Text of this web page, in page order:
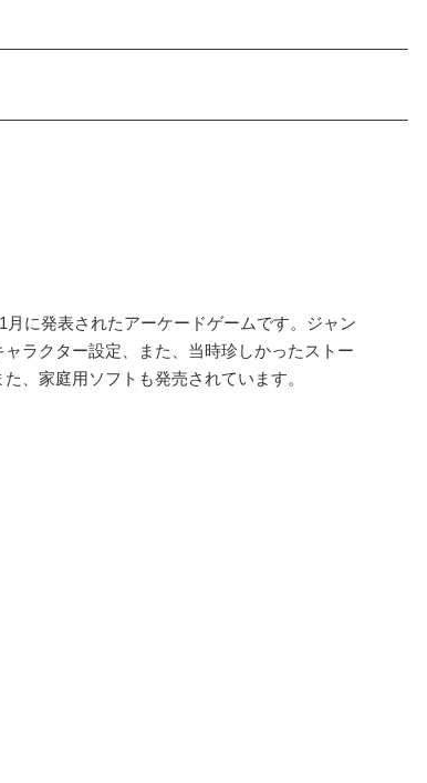
に発表されたアーケードゲームです。ジャン
ラクター設定、また、当時珍しかったストー
、家庭用ソフトも発売されています。